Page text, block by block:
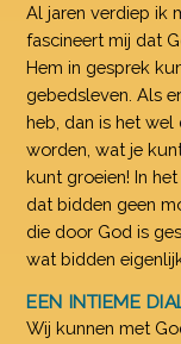
Al jaren verdiep ik
fascineert mij dat
Hem in gesprek
gebedsleven. Als
heb, dan is het
worden, wat je
kunt groeien! In
dat bidden geen
die door God is
wat bidden
EEN INTIEME
Wij kunnen met